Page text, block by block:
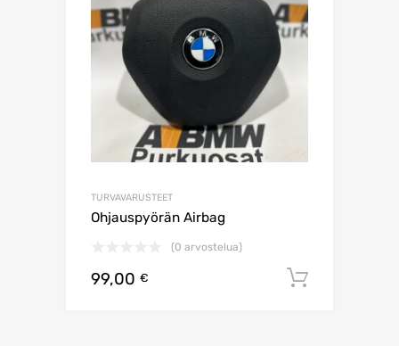
TURVAVARUSTEET
Ohjauspyörän Airbag
(0 arvostelua)
99,00 €